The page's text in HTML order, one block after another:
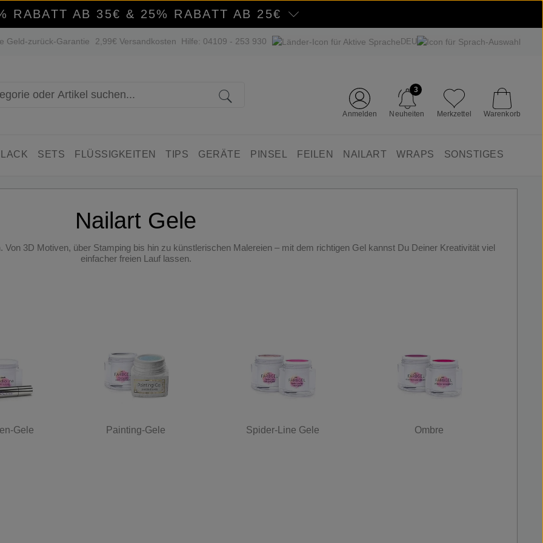
RABATT AB 35€ & 25% RABATT AB 25€
Geld-zurück-Garantie 2,99€ Versandkosten Hilfe: 04109 - 253 930 DEU
Anmelden Neuheiten
3
Merkzettel Warenkorb
SETS FLÜSSIGKEITEN TIPS GERÄTE PINSEL FEILEN NAILART WRAPS SONSTIGES
Nailart Gele
3D Motiven, über Stamping bis hin zu künstlerischen Malereien – mit dem richtigen Gel kannst Du Deiner Kreativität viel
einfacher freien Lauf lassen.
Gele Painting-Gele Spider-Line Gele Ombre